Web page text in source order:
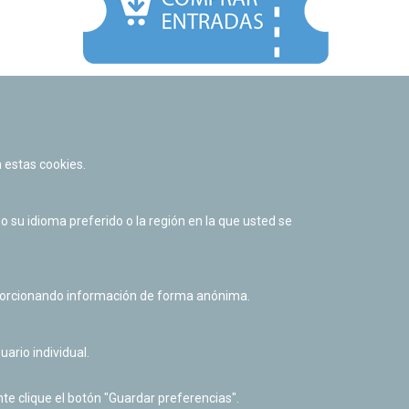
Política de cookies
Derecho de acceso a información pública
cookies.
su idioma preferido o la región en la que usted se
información de forma anónima.
individual.
clique el botón "Guardar preferencias".